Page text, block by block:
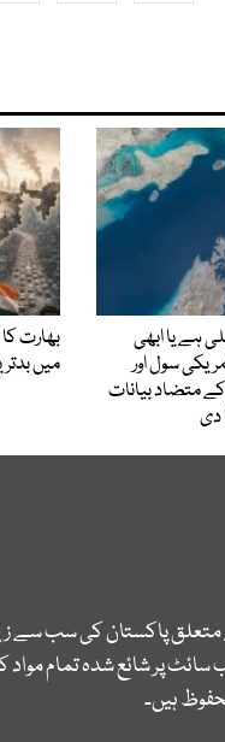
ہے یا ابھی
سول اور
متضاد بیانات
دی
بھارت
میں
پاکستان کی سب سے
پر شائع شدہ تمام مواد
ہیں۔